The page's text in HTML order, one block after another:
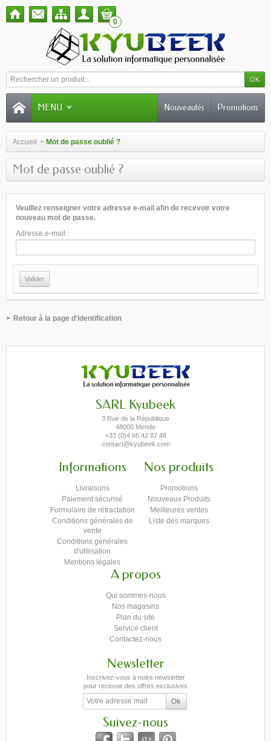
0
MENU Promotions
Nouveautés
Accueil > Mot de passe oublié ?
Mot de passe oublié ?
Veuillez renseigner votre adresse e-mail afin de recevoir votre
nouveau mot de passe.
Adresse e-mail :
Retour à la page d'identification
SARL Kyubeek
3 Rue de la République
48000 Mende
+33 (0)4 66 42 87 48
contact@kyubeek.com
Informations
Livraisons
Paiement sécurisé
Formulaire de rétractation
Conditions générales de
vente
Conditions générales
d'utilisation
Mentions légales
Nos produits
Promotions
Nouveaux Produits
Meilleures ventes
Liste des marques
A propos
Qui sommes-nous
Nos magasins
Plan du site
Service client
Contactez-nous
Newsletter
Inscrivez-vous à notre newsletter
pour recevoir des offres exclusives
Suivez-nous